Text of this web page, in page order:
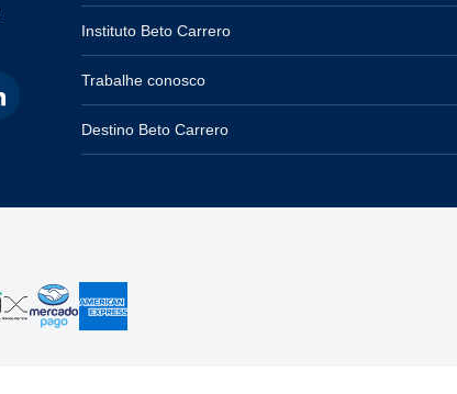
Instituto Beto Carrero
Trabalhe conosco
Destino Beto Carrero